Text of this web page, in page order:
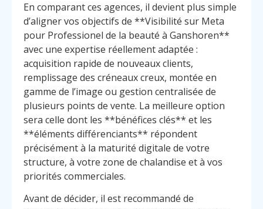
En comparant ces agences, il devient plus simple
d’aligner vos objectifs de **Visibilité sur Meta
pour Professionel de la beauté à Ganshoren**
avec une expertise réellement adaptée :
acquisition rapide de nouveaux clients,
remplissage des créneaux creux, montée en
gamme de l’image ou gestion centralisée de
plusieurs points de vente. La meilleure option
sera celle dont les **bénéfices clés** et les
**éléments différenciants** répondent
précisément à la maturité digitale de votre
structure, à votre zone de chalandise et à vos
priorités commerciales.
Avant de décider, il est recommandé de